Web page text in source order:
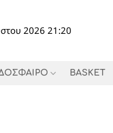
2026 21:20
BASKET